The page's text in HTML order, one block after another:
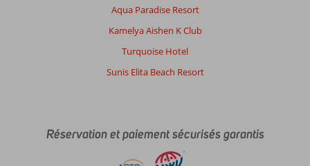
Aqua Paradise Resort
Kamelya Aishen K Club
Turquoise Hotel
Sunis Elita Beach Resort
Réservation et paiement sécurisés garantis